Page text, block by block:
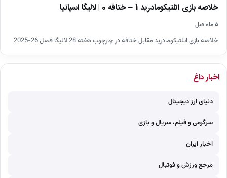
خلاصه بازی اتلتیکومادرید 1 – ختافه 0 | لالیگا اسپانیا
۵ ماه قبل
خلاصه بازی اتلتیکومادرید مقابل ختافه در چارچوب هفته 28 لالیگا فصل 26-2025
اخبار داغ
دنیای ارز دیجیتال
سرگرمی و فیلم، سریال و بازی
اخبار ایران
مرجع ورزش و فوتبال